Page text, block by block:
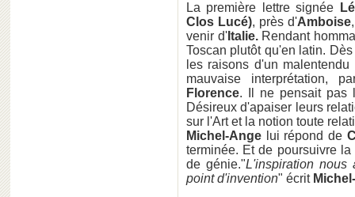
La première lettre signée
Clos Lucé), près d'Amboise
venir d'Italie. Rendant
Toscan plutôt qu'en latin.
les raisons d'un
mauvaise interprétation,
Florence. Il ne pensait pas
Désireux d'apaiser leurs
sur l'Art et la notion toute
Michel-Ange
lui répond de
terminée. Et de poursuivre
de génie."L'inspiration
point d'invention" écrit